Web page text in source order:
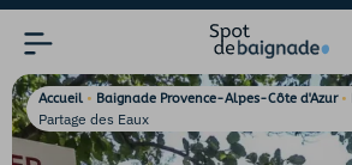
Accueil • Baignade Provence-Alpes-Côte d'Azur•
Partage des Eaux